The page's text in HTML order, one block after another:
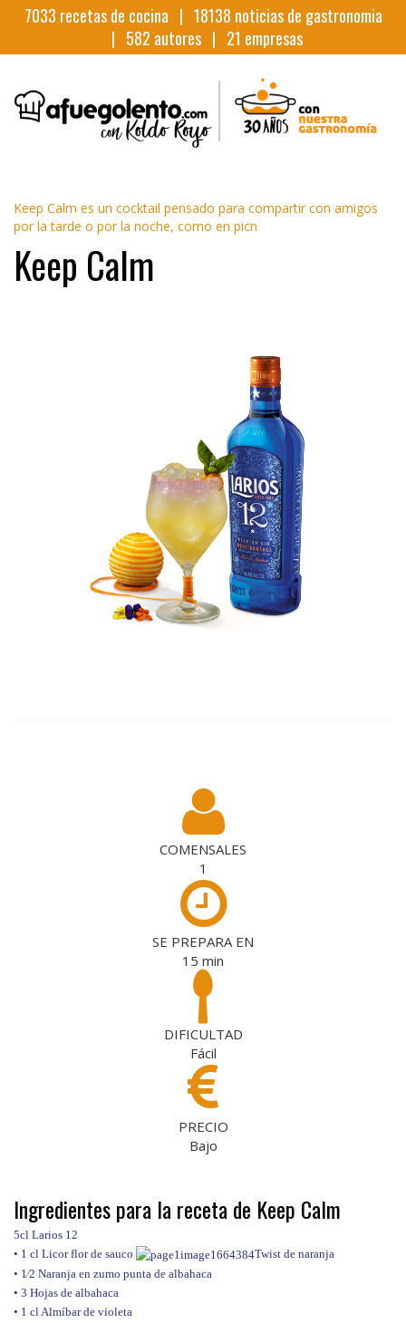
7033 recetas de cocina | 18138 noticias de gastronomia
| 582 autores | 21 empresas
Keep Calm es un cocktail pensado para compartir con amigos
por la tarde o por la noche, como en picn
Keep Calm
COMENSALES
1
SE PREPARA EN
15 min
DIFICULTAD
Fácil
PRECIO
Bajo
Ingredientes para la receta de Keep Calm
5cl Larios 12
• 1 cl Licor flor de sauco
Twist de naranja
• 1⁄2 Naranja en zumo punta de albahaca
• 3 Hojas de albahaca
• 1 cl Almíbar de violeta